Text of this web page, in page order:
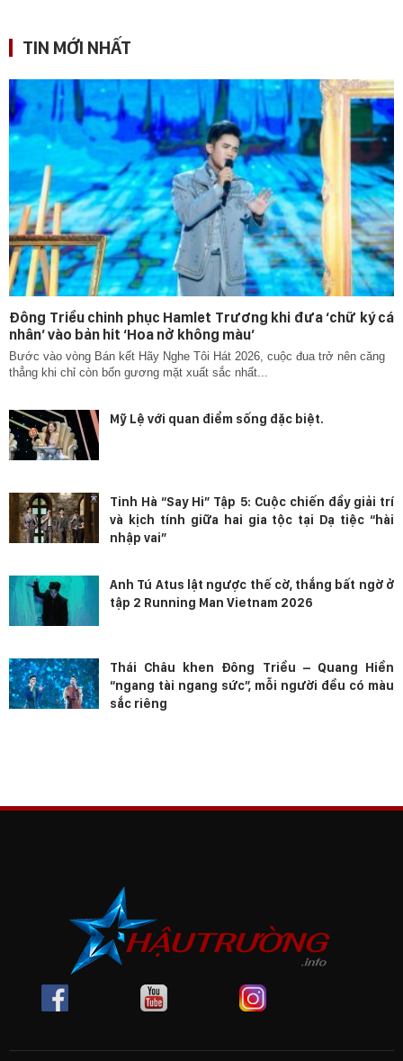
TIN MỚI NHẤT
Đông Triều chinh phục Hamlet Trương khi đưa ‘chữ ký cá
nhân’ vào bản hit ‘Hoa nở không màu’
Bước vào vòng Bán kết Hãy Nghe Tôi Hát 2026, cuộc đua trở nên căng
thẳng khi chỉ còn bốn gương mặt xuất sắc nhất...
Mỹ Lệ với quan điểm sống đặc biệt.
Tinh Hà “Say Hi” Tập 5: Cuộc chiến đầy giải trí
và kịch tính giữa hai gia tộc tại Dạ tiệc “hài
nhập vai”
Anh Tú Atus lật ngược thế cờ, thắng bất ngờ ở
tập 2 Running Man Vietnam 2026
Thái Châu khen Đông Triều – Quang Hiền
“ngang tài ngang sức”, mỗi người đều có màu
sắc riêng